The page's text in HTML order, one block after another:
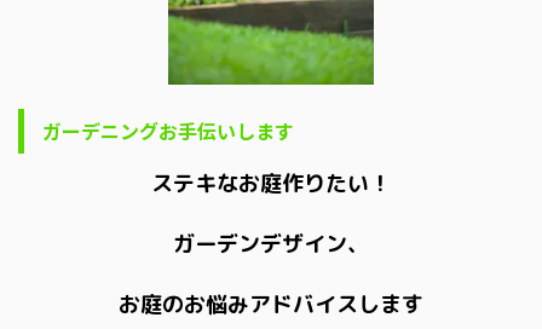
ガーデニングお手伝いします
ステキなお庭作りたい！
ガーデンデザイン、
お庭のお悩みアドバイスします